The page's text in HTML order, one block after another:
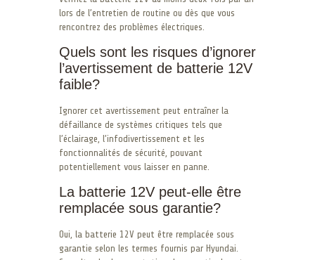
lors de l’entretien de routine ou dès que vous
rencontrez des problèmes électriques.
Quels sont les risques d’ignorer
l’avertissement de batterie 12V
faible?
Ignorer cet avertissement peut entraîner la
défaillance de systèmes critiques tels que
l’éclairage, l’infodivertissement et les
fonctionnalités de sécurité, pouvant
potentiellement vous laisser en panne.
La batterie 12V peut-elle être
remplacée sous garantie?
Oui, la batterie 12V peut être remplacée sous
garantie selon les termes fournis par Hyundai.